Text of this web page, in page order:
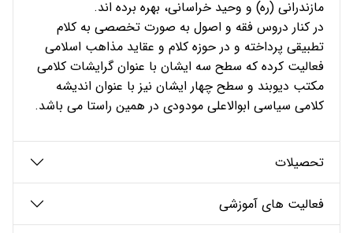
مازندرانى (ره) و وحید خراسانى، بهره برده اند.
در کنار دروس فقه و اصول به صورت تخصصى به کلام
تطبیقى پرداخته و در حوزه کلام و عقاید مذاهب اسلامى
فعالیت کرده که سطح سه ایشان با عنوان گرایشات کلامى
مکتب دیوبند و سطح چهار ایشان نیز با عنوان اندیشه
کلامى سیاسى ابوالاعلى مودودى در همین راستا می باشد.
تحصیلات
فعالیت های آموزشی